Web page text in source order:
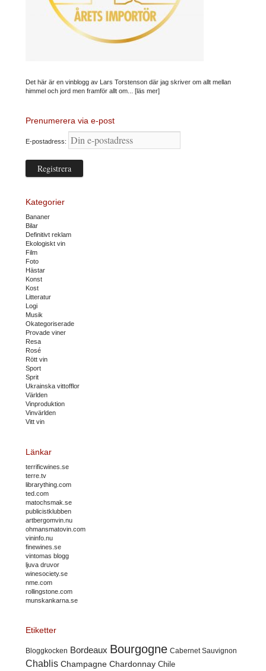
Det här är en vinblogg av Lars Torstenson där jag skriver om allt mellan
himmel och jord men framför allt om... [läs mer]
Prenumerera via e-post
E-postadress:
Kategorier
Bananer
Bilar
Definitivt reklam
Ekologiskt vin
Film
Foto
Hästar
Konst
Kost
Litteratur
Logi
Musik
Okategoriserade
Provade viner
Resa
Rosé
Rött vin
Sport
Sprit
Ukrainska vittofflor
Världen
Vinproduktion
Vinvärlden
Vitt vin
Länkar
terrificwines.se
terre.tv
librarything.com
ted.com
matochsmak.se
publicistklubben
artbergomvin.nu
ohmansmatovin.com
vininfo.nu
finewines.se
vintomas blogg
ljuva druvor
winesociety.se
nme.com
rollingstone.com
munskankarna.se
Etiketter
Bloggkocken Bordeaux Bourgogne Cabernet Sauvignon
Chablis Champagne Chardonnay Chile